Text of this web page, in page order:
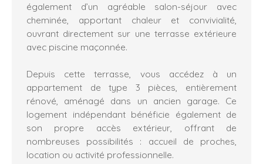
également d’un agréable salon-séjour avec
cheminée, apportant chaleur et convivialité,
ouvrant directement sur une terrasse extérieure
avec piscine maçonnée.
Depuis cette terrasse, vous accédez à un
appartement de type 3 pièces, entièrement
rénové, aménagé dans un ancien garage. Ce
logement indépendant bénéficie également de
son propre accès extérieur, offrant de
nombreuses possibilités : accueil de proches,
location ou activité professionnelle.